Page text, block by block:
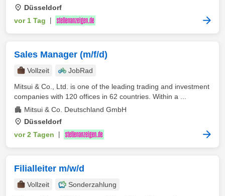
Düsseldorf
vor 1 Tag
Sales Manager (m/f/d)
Vollzeit
JobRad
Mitsui & Co., Ltd. is one of the leading trading and investment
companies with 120 offices in 62 countries. Within a ...
Mitsui & Co. Deutschland GmbH
Düsseldorf
vor 2 Tagen
Filialleiter m/w/d
Vollzeit
Sonderzahlung